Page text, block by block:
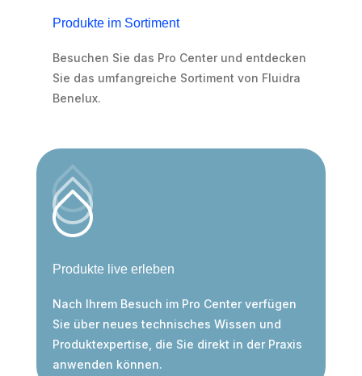
Produkte im Sortiment
Besuchen Sie das Pro Center und entdecken
Sie das umfangreiche Sortiment von Fluidra
Benelux.
Produkte live erleben
Nach Ihrem Besuch im Pro Center verfügen
Sie über neues technisches Wissen und
Produktexpertise, die Sie direkt in der Praxis
anwenden können.